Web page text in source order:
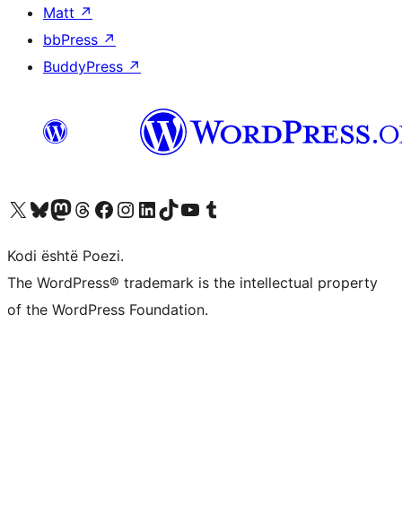
Matt ↗
bbPress ↗
BuddyPress ↗
Vizitoni llogarinë tonë X (ish Twitter)
Vizitoni llogarinë tonë Bluesky
Vizitoni llogarinë tonë Mastodon
Vizitoni llogarinë tonë Threads
Vizitoni faqen tonë në Facebook
Vizitoni llogarinë tonë Instagram
Vizitoni llogarinë tonë LinkedIn
Vizitoni llogarinë tonë TikTok
Vizitoni kanalin tonë YouTube
Vizitoni llogarinë tonë Tumblr
Kodi është Poezi.
The WordPress® trademark is the intellectual property
of the WordPress Foundation.